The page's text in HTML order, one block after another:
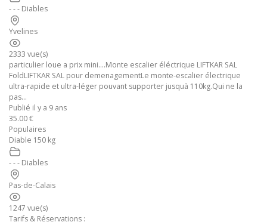
- - - Diables
Yvelines
2333 vue(s)
particulier loue a prix mini....Monte escalier éléctrique LIFTKAR SAL
FoldLIFTKAR SAL pour demenagementLe monte-escalier électrique
ultra-rapide et ultra-léger pouvant supporter jusquà 110kg.Qui ne la
pas...
Publié il y a 9 ans
35.00 €
Populaires
Diable 150 kg
- - - Diables
Pas-de-Calais
1247 vue(s)
Tarifs & Réservations :